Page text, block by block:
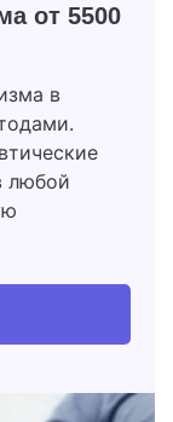
от 5500
в
любой